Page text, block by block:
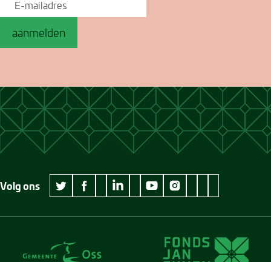
aanmelden
Volg ons
twitter Museum Jan Cunen
facebook Museum Jan Cunen
wikipedia Museum Jan Cunen
linkedin Museum Jan Cunen
googleplus Museum Jan Cunen
youtube Museum Jan Cunen
instagram Museum